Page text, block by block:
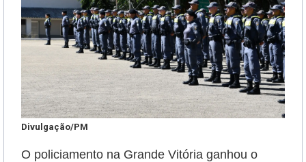
Divulgação/PM
O policiamento na Grande Vitória ganhou o